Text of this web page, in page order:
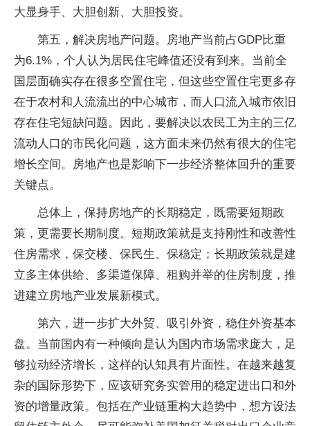
大显身手、大胆创新、大胆投资。
第五，解决房地产问题。房地产当前占GDP比重
为6.1%，个人认为居民住宅峰值还没有到来。当前全
国层面确实存在很多空置住宅，但这些空置住宅更多存
在于农村和人流流出的中心城市，而人口流入城市依旧
存在住宅短缺问题。因此，要解决以农民工为主的三亿
流动人口的市民化问题，这方面未来仍然有很大的住宅
增长空间。房地产也是影响下一步经济整体回升的重要
关键点。
总体上，保持房地产的长期稳定，既需要短期政
策，更需要长期制度。短期政策就是支持刚性和改善性
住房需求，保交楼、保民生、保稳定；长期政策就是建
立多主体供给、多渠道保障、租购并举的住房制度，推
进建立房地产业发展新模式。
第六，进一步扩大外贸、吸引外资，稳住外资基本
盘。当前国内有一种倾向是认为国内市场需求庞大，足
够拉动经济增长，这样的认知具有片面性。在越来越复
杂的国际形势下，应该研究务实管用的稳定进出口和外
资的增量政策。包括在产业链重构大趋势中，想方设法